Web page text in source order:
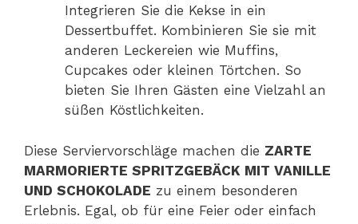
Integrieren Sie die Kekse in ein
Dessertbuffet. Kombinieren Sie sie mit
anderen Leckereien wie Muffins,
Cupcakes oder kleinen Törtchen. So
bieten Sie Ihren Gästen eine Vielzahl an
süßen Köstlichkeiten.
Diese Serviervorschläge machen die ZARTE
MARMORIERTE SPRITZGEBÄCK MIT VANILLE
UND SCHOKOLADE zu einem besonderen
Erlebnis. Egal, ob für eine Feier oder einfach